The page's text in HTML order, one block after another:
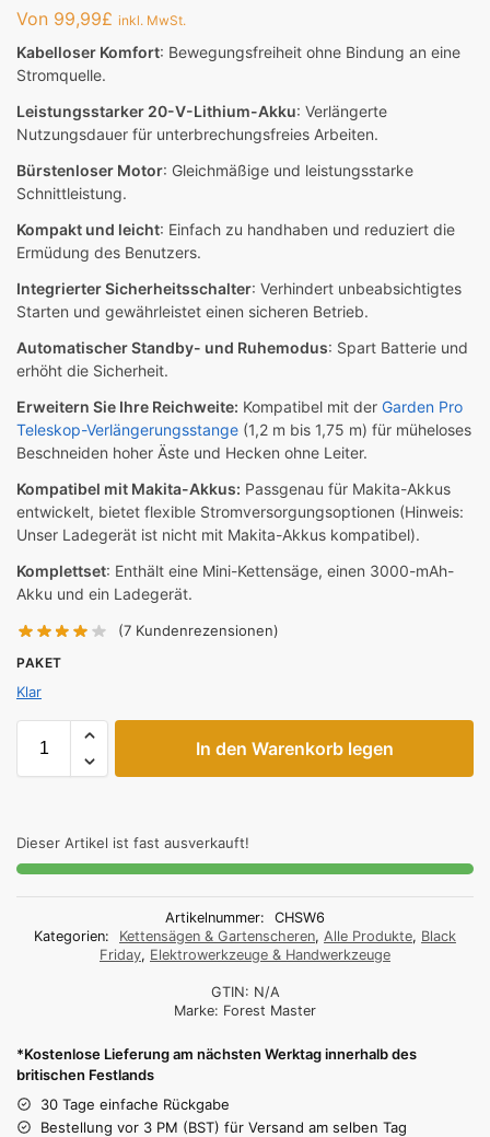
Von 99,99£ inkl. MwSt.
Kabelloser Komfort: Bewegungsfreiheit ohne Bindung an eine
Stromquelle.
Leistungsstarker 20-V-Lithium-Akku: Verlängerte
Nutzungsdauer für unterbrechungsfreies Arbeiten.
Bürstenloser Motor: Gleichmäßige und leistungsstarke
Schnittleistung.
Kompakt und leicht: Einfach zu handhaben und reduziert die
Ermüdung des Benutzers.
Integrierter Sicherheitsschalter: Verhindert unbeabsichtigtes
Starten und gewährleistet einen sicheren Betrieb.
Automatischer Standby- und Ruhemodus: Spart Batterie und
erhöht die Sicherheit.
Erweitern Sie Ihre Reichweite: Kompatibel mit der Garden Pro
Teleskop-Verlängerungsstange (1,2 m bis 1,75 m) für müheloses
Beschneiden hoher Äste und Hecken ohne Leiter.
Kompatibel mit Makita-Akkus: Passgenau für Makita-Akkus
entwickelt, bietet flexible Stromversorgungsoptionen (Hinweis:
Unser Ladegerät ist nicht mit Makita-Akkus kompatibel).
Komplettset: Enthält eine Mini-Kettensäge, einen 3000-mAh-
Akku und ein Ladegerät.
(7 Kundenrezensionen)
PAKET
Klar
In den Warenkorb legen
Dieser Artikel ist fast ausverkauft!
Artikelnummer:
CHSW6
Kategorien:
Kettensägen & Gartenscheren, Alle Produkte, Black
Friday, Elektrowerkzeuge & Handwerkzeuge
GTIN: N/A
Marke: Forest Master
*Kostenlose Lieferung am nächsten Werktag innerhalb des
britischen Festlands
30 Tage einfache Rückgabe
Bestellung vor 3 PM (BST) für Versand am selben Tag